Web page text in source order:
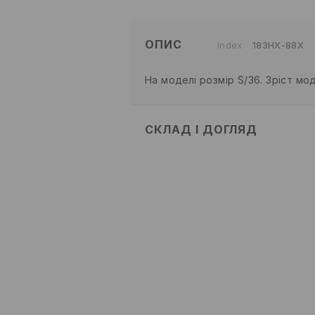
ОПИС Index 183HX-88X
На моделі розмір S/36. Зріст
СКЛАД І ДОГЛЯД